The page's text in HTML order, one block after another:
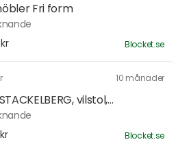
Fri form
Blocket.se
10 månader
vilstol,...
Blocket.se